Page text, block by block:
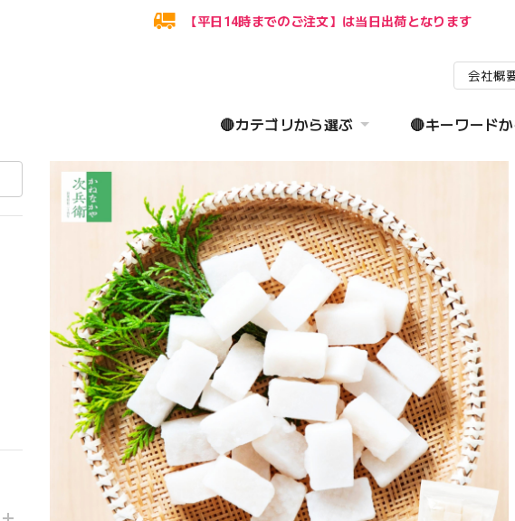
【平日14時までのご注文】は当日出荷となります
会社概
🔴カテゴリから選ぶ 🔴キーワード